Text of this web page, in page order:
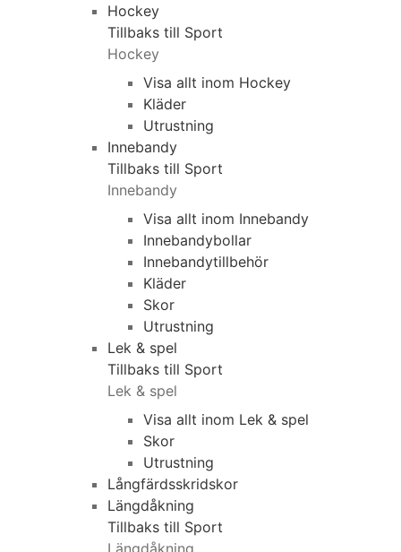
Hockey
Tillbaks till Sport
Hockey
Visa allt inom Hockey
Kläder
Utrustning
Innebandy
Tillbaks till Sport
Innebandy
Visa allt inom Innebandy
Innebandybollar
Innebandytillbehör
Kläder
Skor
Utrustning
Lek & spel
Tillbaks till Sport
Lek & spel
Visa allt inom Lek & spel
Skor
Utrustning
Långfärdsskridskor
Längdåkning
Tillbaks till Sport
Längdåkning